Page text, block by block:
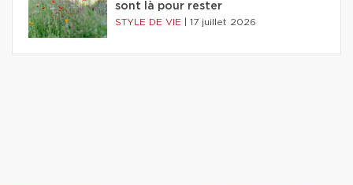
sont là pour rester
STYLE DE VIE 17 juillet 2026